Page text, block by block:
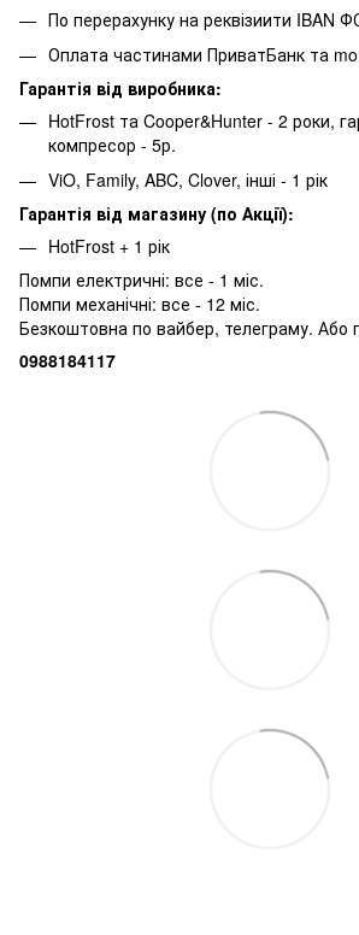
По перерахунку на реквізиити IBAN
Оплата частинами ПриватБанк та
Гарантія від виробника:
HotFrost та Cooper&Hunter - 2 роки,
компресор - 5р.
ViO, Family, ABC, Clover, інші - 1 рік
Гарантія від магазину (по Акції):
HotFrost + 1 рік
Помпи електричні: все - 1 міс.
Помпи механічні: все - 12 міс.
Безкоштовна по вайбер, телеграму. Або
0988184117